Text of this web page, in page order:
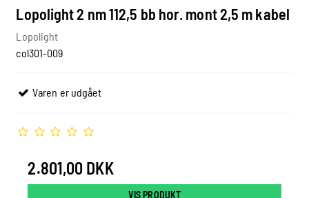
Lopolight 2 nm 112,5 bb hor. mont 2,5 m kabel
Lopolight
col301-009
Varen er udgået
2.801,00 DKK
VIS PRODUKT